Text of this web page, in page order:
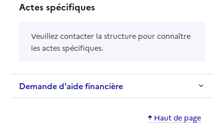
Actes spécifiques
Veuillez contacter la structure pour connaître
les actes spécifiques.
Demande d'aide financière
Haut de page